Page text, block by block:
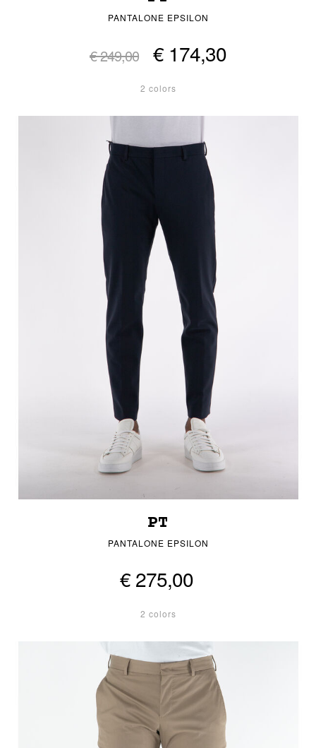
PANTALONE EPSILON
€ 249,00 € 174,30
2 colors
PT
PANTALONE EPSILON
€ 275,00
2 colors